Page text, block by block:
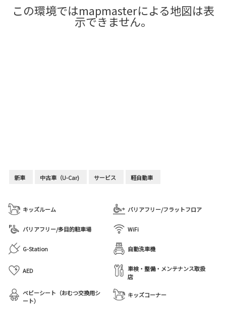
新車 中古車（U-Car) サービス 軽自動車
キッズルーム バリアフリー/フラットフロア
バリアフリー/多目的駐車場 WiFi
G-Station 自動洗車機
AED
車検・整備・メンテナンス取扱
店
ベビーシート（おむつ交換用シ
ート）
キッズコーナー
この環境ではmapmasterによる地図は表
示できません。